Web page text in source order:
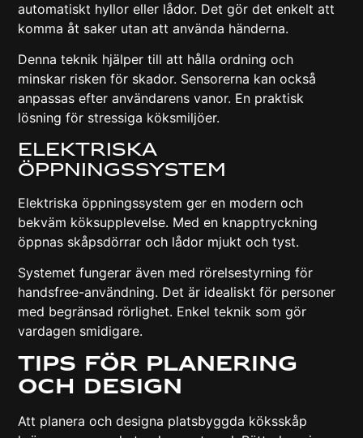
automatiskt hyllor eller lådor. Det gör det enkelt att
komma åt saker utan att använda händerna.
Denna teknik hjälper till att hålla ordning och
minskar risken för skador. Sensorerna kan också
anpassas efter användarens vanor. En praktisk
lösning för stressiga köksmiljöer.
Elektriska
Öppningssystem
Elektriska öppningssystem ger en modern och
bekväm köksupplevelse. Med en knapptryckning
öppnas skåpsdörrar och lådor mjukt och tyst.
Systemet fungerar även med rörelsestyrning för
handsfree-användning. Det är idealiskt för personer
med begränsad rörlighet. Enkel teknik som gör
vardagen smidigare.
Tips För Planering
Och Design
Att planera och designa platsbyggda köksskåp